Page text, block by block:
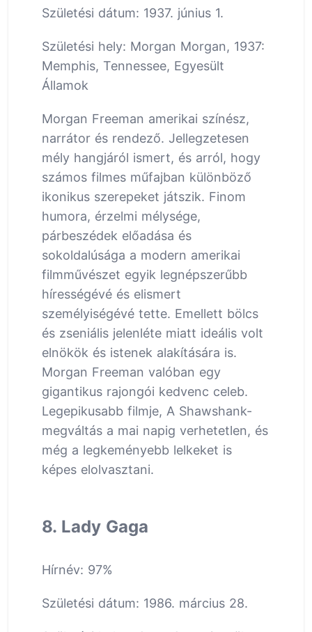
Születési dátum: 1937. június 1.
Születési hely: Morgan Morgan, 1937:
Memphis, Tennessee, Egyesült
Államok
Morgan Freeman amerikai színész,
narrátor és rendező. Jellegzetesen
mély hangjáról ismert, és arról, hogy
számos filmes műfajban különböző
ikonikus szerepeket játszik. Finom
humora, érzelmi mélysége,
párbeszédek előadása és
sokoldalúsága a modern amerikai
filmművészet egyik legnépszerűbb
hírességévé és elismert
személyiségévé tette. Emellett bölcs
és zseniális jelenléte miatt ideális volt
elnökök és istenek alakítására is.
Morgan Freeman valóban egy
gigantikus rajongói kedvenc celeb.
Legepikusabb filmje, A Shawshank-
megváltás a mai napig verhetetlen, és
még a legkeményebb lelkeket is
képes elolvasztani.
8. Lady Gaga
Hírnév: 97%
Születési dátum: 1986. március 28.